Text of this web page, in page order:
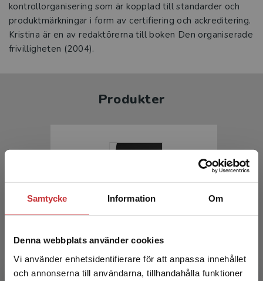
Samtycke Information Om
Denna webbplats använder cookies
Vi använder enhetsidentifierare för att anpassa innehållet
och annonserna till användarna, tillhandahålla funktioner
kontrollorganisering som är kopplad till standarder och
produktmärkningar i form av certifiering och ackreditering.
Kristina är en av redaktörerna till boken Den organiserade
frivilligheten (2004).
Produkter
Uppdrag offentlig granskning
Johansson, V - Lindgren, L